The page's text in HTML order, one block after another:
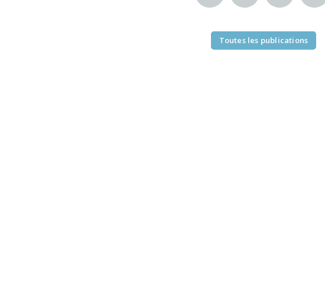
Toutes les publications